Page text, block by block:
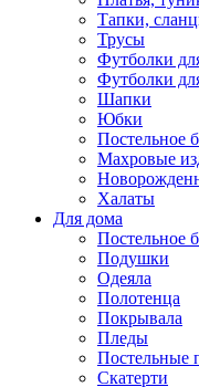
Тапки,
Трусы
Футболки
Футболки
Шапки
Юбки
Постельное
Махровые
Халаты
Для дома
Постельное
Подушки
Одеяла
Полотенца
Покрывала
Пледы
Постельные
Скатерти